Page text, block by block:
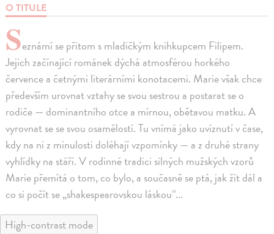
O TITULE
Seznámí se přitom s mladičkým knihkupcem Filipem.
Jejich začínající románek dýchá atmosférou horkého
července a četnými literárními konotacemi. Marie však chce
především urovnat vztahy se svou sestrou a postarat se o
rodiče — dominantního otce a mírnou, obětavou matku. A
vyrovnat se se svou osamělostí. Tu vnímá jako uvíznutí v čase,
kdy na ni z minulosti doléhají vzpomínky — a z druhé strany
vyhlídky na stáří. V rodinné tradici silných mužských vzorů
Marie přemítá o tom, co bylo, a současně se ptá, jak žít dál a
co si počít se „shakespearovskou láskou“...
High-contrast mode